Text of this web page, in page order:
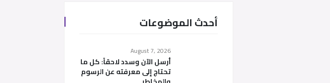
أحدث الموضوعات
August 7, 2026
أرسل الآن وسدد لاحقاً: كل ما
تحتاج إلى معرفته عن الرسوم